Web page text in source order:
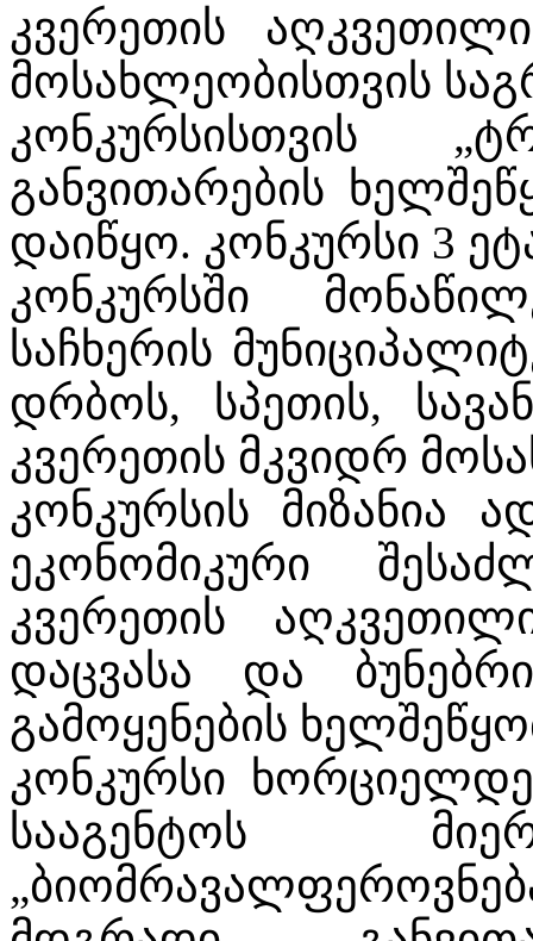
კვერეთის
მოსახლეობისთვის
კონკურსისთვის
განვითარების
დაიწყო. კონკურსი 3
კონკურსში
საჩხერის
დრბოს, სპეთის,
კვერეთის მკვიდრ
კონკურსის მიზანია
ეკონომიკური
კვერეთის
დაცვასა და
გამოყენების
კონკურსი
სააგენტოს